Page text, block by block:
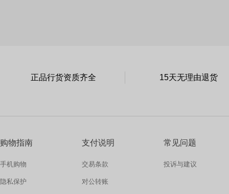
正品行货资质齐全 15天无理由退货
购物指南
手机购物
隐私保护
支付说明
交易条款
对公转账
常见问题
投诉与建议